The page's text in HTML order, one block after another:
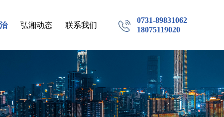
0731-89831062
18075119020
弘湘动态 联系我们